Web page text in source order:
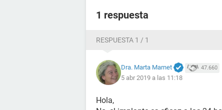
1 respuesta
RESPUESTA 1 / 1
Dra. Marta Marnet 47.660
5 abr 2019 a las 11:18
Hola,